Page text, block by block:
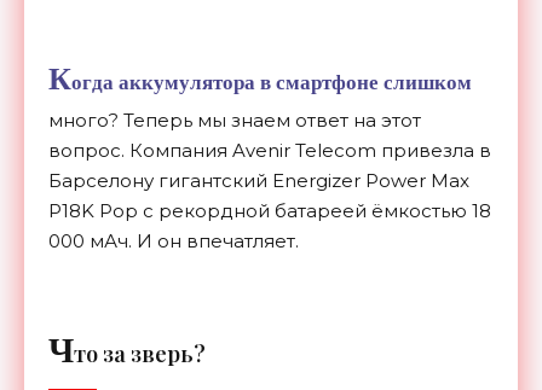
Когда аккумулятора в смартфоне слишком
много? Теперь мы знаем ответ на этот
вопрос. Компания Avenir Telecom привезла в
Барселону гигантский Energizer Power Max
P18K Pop с рекордной батареей ёмкостью 18
000 мАч. И он впечатляет.
Что за зверь?